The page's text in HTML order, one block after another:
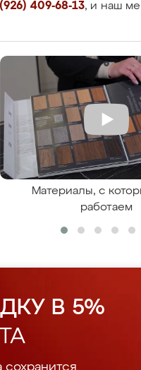
409-68-13, и наш
Материалы, с
работаем
В 5%
сохранится.